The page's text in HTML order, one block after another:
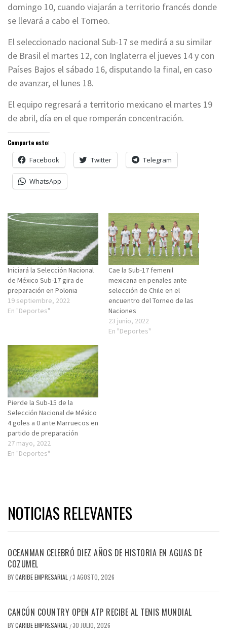
domingo 10, cuando viajarán a territorio francés donde
se llevará a cabo el Torneo.
El seleccionado nacional Sub-17 se medirá a su similar
de Brasil el martes 12, con Inglaterra el jueves 14 y con
Países Bajos el sábado 16, disputando la final, en caso
de avanzar, el lunes 18.
El equipo regresará a territorio mexicano el martes 19
de abril, día en el que romperán concentración.
Comparte esto:
Facebook Twitter Telegram
WhatsApp
Iniciará la Selección Nacional
de México Sub-17 gira de
preparación en Polonia
19 septiembre, 2022
En "Deportes"
Cae la Sub-17 femenil
mexicana en penales ante
selección de Chile en el
encuentro del Torneo de las
Naciones
23 junio, 2022
En "Deportes"
Pierde la Sub-15 de la
Selección Nacional de México
4 goles a 0 ante Marruecos en
partido de preparación
27 mayo, 2022
En "Deportes"
NOTICIAS RELEVANTES
OCEANMAN CELEBRÓ DIEZ AÑOS DE HISTORIA EN AGUAS DE
COZUMEL
BYCARIBE EMPRESARIAL /3 AGOSTO, 2026
CANCÚN COUNTRY OPEN ATP RECIBE AL TENIS MUNDIAL
BYCARIBE EMPRESARIAL /30 JULIO, 2026